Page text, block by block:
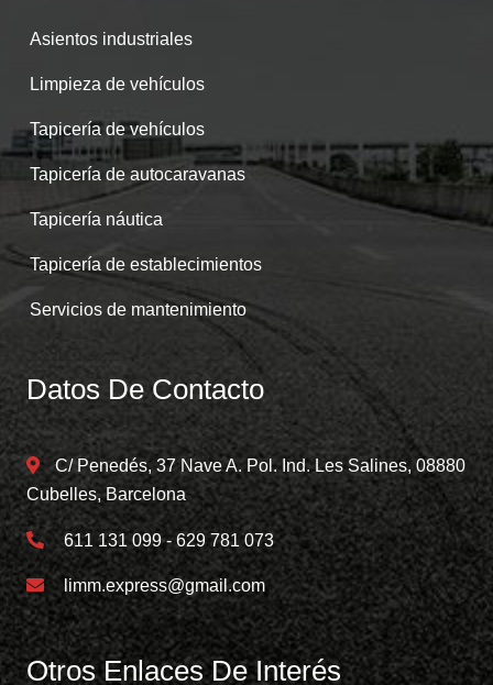
Asientos industriales
Limpieza de vehículos
Tapicería de vehículos
Tapicería de autocaravanas
Tapicería náutica
Tapicería de establecimientos
Servicios de mantenimiento
Datos De Contacto
C/ Penedés, 37 Nave A. Pol. Ind. Les Salines, 08880
Cubelles, Barcelona
611 131 099 - 629 781 073
limm.express@gmail.com
Otros Enlaces De Interés